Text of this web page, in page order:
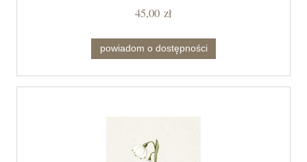
45,00 zł
powiadom o dostępności